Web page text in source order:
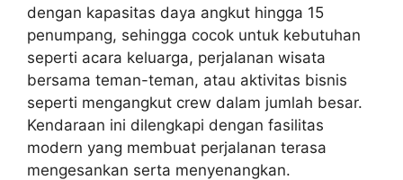
dengan kapasitas daya angkut hingga 15
penumpang, sehingga cocok untuk kebutuhan
seperti acara keluarga, perjalanan wisata
bersama teman-teman, atau aktivitas bisnis
seperti mengangkut crew dalam jumlah besar.
Kendaraan ini dilengkapi dengan fasilitas
modern yang membuat perjalanan terasa
mengesankan serta menyenangkan.